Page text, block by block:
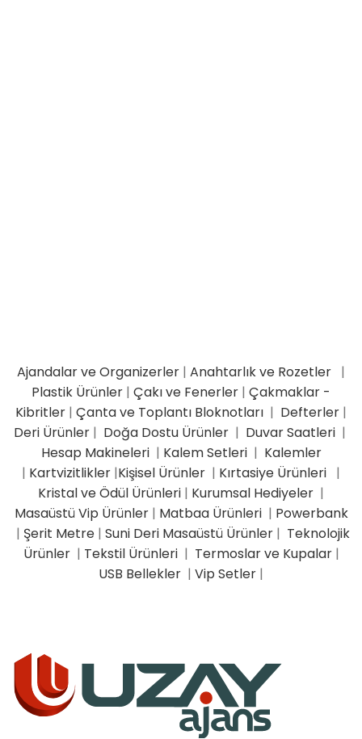
Ajandalar ve Organizerler | Anahtarlık ve Rozetler |
Plastik Ürünler | Çakı ve Fenerler | Çakmaklar -
Kibritler | Çanta ve Toplantı Bloknotları | Defterler |
Deri Ürünler| Doğa Dostu Ürünler | Duvar Saatleri |
Hesap Makineleri| Kalem Setleri| Kalemler
| Kartvizitlikler |Kişisel Ürünler | Kırtasiye Ürünleri |
Kristal ve Ödül Ürünleri | Kurumsal Hediyeler |
Masaüstü Vip Ürünler| Matbaa Ürünleri| Powerbank
| Şerit Metre| Suni Deri Masaüstü Ürünler| Teknolojik
Ürünler | Tekstil Ürünleri | Termoslar ve Kupalar|
USB Bellekler | Vip Setler |